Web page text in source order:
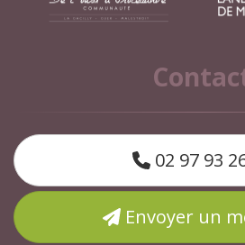
02 97 93
Envoyer un